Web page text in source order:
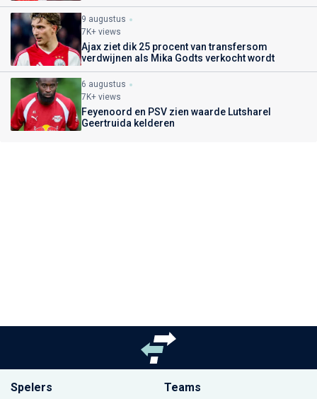
9 augustus
7K+ views
Ajax ziet dik 25 procent van transfersom
verdwijnen als Mika Godts verkocht wordt
6 augustus
7K+ views
Feyenoord en PSV zien waarde Lutsharel
Geertruida kelderen
Spelers Teams